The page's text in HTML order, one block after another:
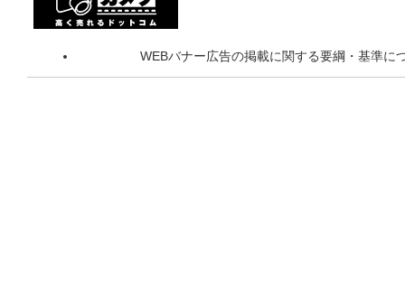
WEBバナー広告の掲載に関する要綱・基準に